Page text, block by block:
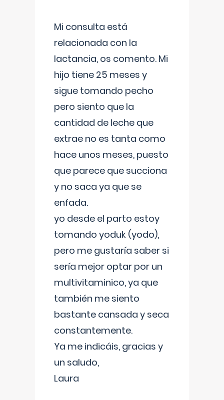
Mi consulta está
relacionada con la
lactancia, os comento. Mi
hijo tiene 25 meses y
sigue tomando pecho
pero siento que la
cantidad de leche que
extrae no es tanta como
hace unos meses, puesto
que parece que succiona
y no saca ya que se
enfada.
yo desde el parto estoy
tomando yoduk (yodo),
pero me gustaría saber si
sería mejor optar por un
multivitaminico, ya que
también me siento
bastante cansada y seca
constantemente.
Ya me indicáis, gracias y
un saludo,
Laura